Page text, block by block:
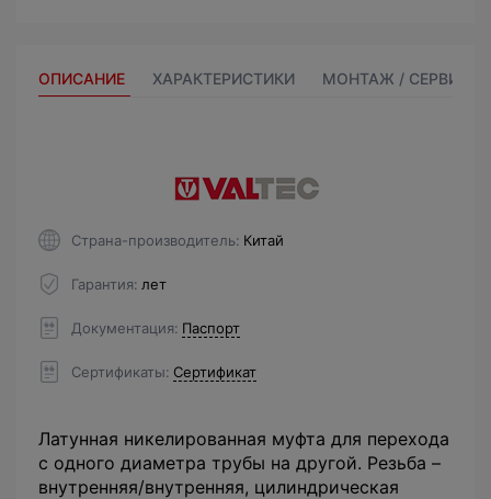
ОПИСАНИЕ ХАРАКТЕРИСТИКИ МОНТАЖ / СЕРВИС
Страна-производитель Китай
Гарантия лет
Документация Паспорт
Сертификаты Сертификат
Латунная никелированная муфта для перехода
с одного диаметра трубы на другой. Резьба –
внутренняя/внутренняя, цилиндрическая